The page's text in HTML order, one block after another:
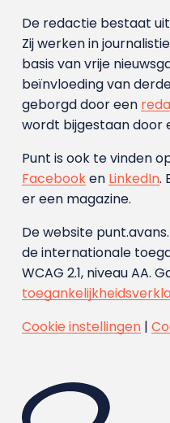
De redactie bestaat
Zij werken in
basis van vrije
beïnvloeding van
geborgd door een
wordt bijgestaan door
Punt is ook te vinden
Facebooken LinkedIn.
er een magazine.
De website
de internationale
WCAG 2.1, niveau AA.
Cookie instellingen|